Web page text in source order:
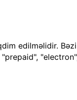
edilməlidir. Bəzi